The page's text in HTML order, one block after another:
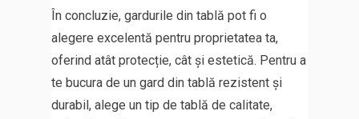
În concluzie, gardurile din tablă pot fi o
alegere excelentă pentru proprietatea ta,
oferind atât protecție, cât și estetică. Pentru a
te bucura de un gard din tablă rezistent și
durabil, alege un tip de tablă de calitate,